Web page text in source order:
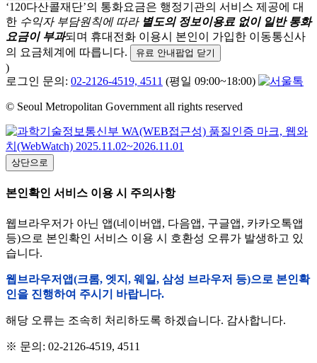
‘120다산콜재단’의 통화요금은 행정기관의 서비스 제공에 대
한 수익자 부담원칙에 따라 별도의 정보이용료 없이 일반 통화
요금이 부과되며 휴대전화 이용시 본인이 가입한 이동통신사
의 요금체계에 따릅니다.
유료 안내팝업 닫기
)
로그인 문의: 02-2126-4519, 4511 (평일 09:00~18:00)
© Seoul Metropolitan Government all rights reserved
상단으로
본인확인 서비스 이용 시 주의사항
웹브라우저가 아닌 앱(네이버앱, 다음앱, 구글앱, 카카오톡앱
등)으로 본인확인 서비스 이용 시 호환성 오류가 발생하고 있
습니다.
웹브라우저앱(크롬, 엣지, 웨일, 삼성 브라우저 등)으로 본인확
인을 진행하여 주시기 바랍니다.
해당 오류는 조속히 처리하도록 하겠습니다. 감사합니다.
※ 문의: 02-2126-4519, 4511